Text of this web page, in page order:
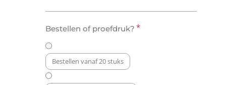
Bestellen of proefdruk? *
Bestellen vanaf 20 stuks
Uitnodiging
Giraffe
Parade
aantal